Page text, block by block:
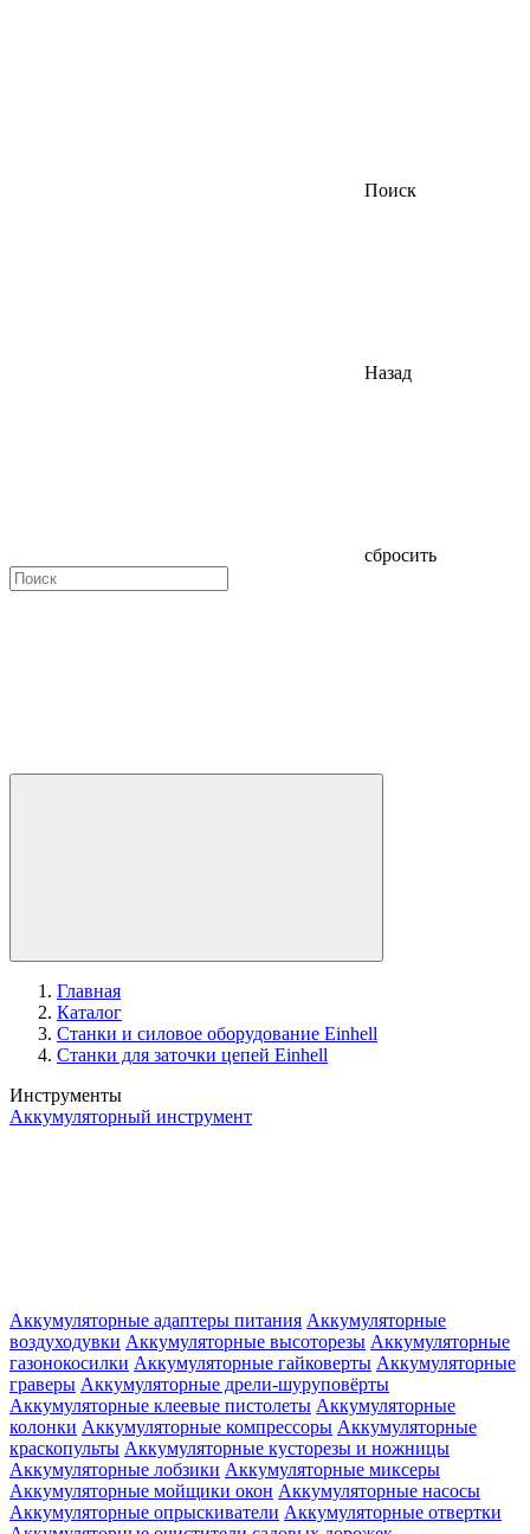
Поиск
Назад
сбросить
Главная
Каталог
Станки и силовое оборудование Einhell
Станки для заточки цепей Einhell
Инструменты
Аккумуляторный инструмент
Аккумуляторные адаптеры питания Аккумуляторные
воздуходувки Аккумуляторные высоторезы Аккумуляторные
газонокосилки Аккумуляторные гайковерты Аккумуляторные
граверы Аккумуляторные дрели-шуруповёрты
Аккумуляторные клеевые пистолеты Аккумуляторные
колонки Аккумуляторные компрессоры Аккумуляторные
краскопульты Аккумуляторные кусторезы и ножницы
Аккумуляторные лобзики Аккумуляторные миксеры
Аккумуляторные мойщики окон Аккумуляторные насосы
Аккумуляторные опрыскиватели Аккумуляторные отвертки